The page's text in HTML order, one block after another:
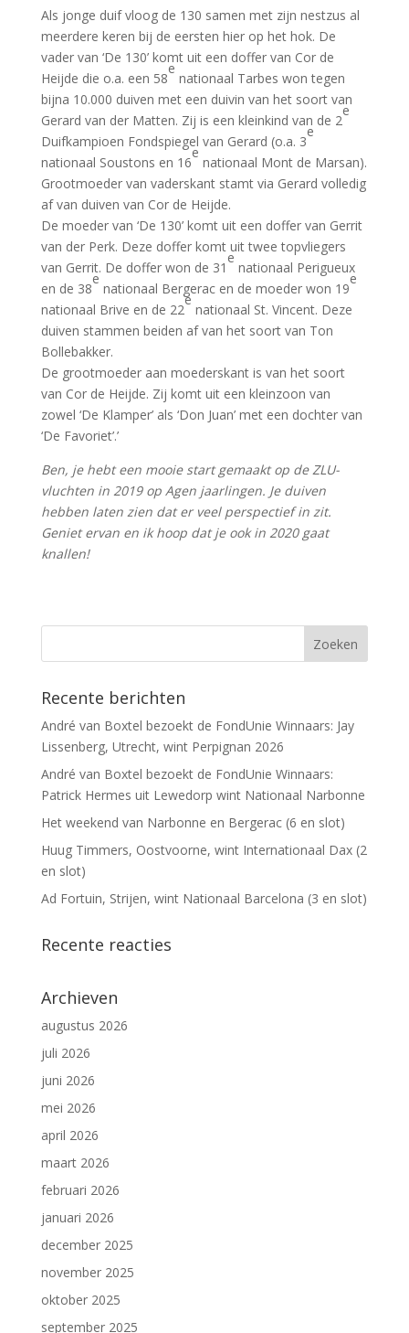
Als jonge duif vloog de 130 samen met zijn nestzus al
meerdere keren bij de eersten hier op het hok. De
vader van ‘De 130’ komt uit een doffer van Cor de
Heijde die o.a. een 58
e
nationaal Tarbes won tegen
bijna 10.000 duiven met een duivin van het soort van
Gerard van der Matten. Zij is een kleinkind van de 2
e
Duifkampioen Fondspiegel van Gerard (o.a. 3
e
nationaal Soustons en 16
e
nationaal Mont de Marsan).
Grootmoeder van vaderskant stamt via Gerard volledig
af van duiven van Cor de Heijde.
De moeder van ‘De 130’ komt uit een doffer van Gerrit
van der Perk. Deze doffer komt uit twee topvliegers
van Gerrit. De doffer won de 31
e
nationaal Perigueux
en de 38
e
nationaal Bergerac en de moeder won 19
e
nationaal Brive en de 22
e
nationaal St. Vincent. Deze
duiven stammen beiden af van het soort van Ton
Bollebakker.
De grootmoeder aan moederskant is van het soort
van Cor de Heijde. Zij komt uit een kleinzoon van
zowel ‘De Klamper’ als ‘Don Juan’ met een dochter van
‘De Favoriet’.’
Ben, je hebt een mooie start gemaakt op de ZLU-
vluchten in 2019 op Agen jaarlingen. Je duiven
hebben laten zien dat er veel perspectief in zit.
Geniet ervan en ik hoop dat je ook in 2020 gaat
knallen!
Recente berichten
André van Boxtel bezoekt de FondUnie Winnaars: Jay
Lissenberg, Utrecht, wint Perpignan 2026
André van Boxtel bezoekt de FondUnie Winnaars:
Patrick Hermes uit Lewedorp wint Nationaal Narbonne
Het weekend van Narbonne en Bergerac (6 en slot)
Huug Timmers, Oostvoorne, wint Internationaal Dax (2
en slot)
Ad Fortuin, Strijen, wint Nationaal Barcelona (3 en slot)
Recente reacties
Archieven
augustus 2026
juli 2026
juni 2026
mei 2026
april 2026
maart 2026
februari 2026
januari 2026
december 2025
november 2025
oktober 2025
september 2025